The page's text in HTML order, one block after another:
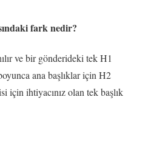
fark nedir?
ve bir gönderideki tek H1
ana başlıklar için H2
için ihtiyacınız olan tek başlık